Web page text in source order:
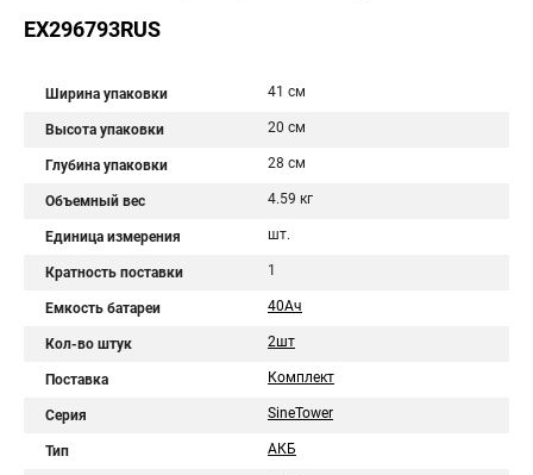
EX296793RUS
Ширина упаковки 41 см
Высота упаковки 20 см
Глубина упаковки 28 см
Объемный вес 4.59 кг
Единица измерения шт.
Кратность поставки 1
Емкость батареи 40Aч
Кол-во штук 2шт
Поставка Комплект
Серия SineTower
Тип АКБ